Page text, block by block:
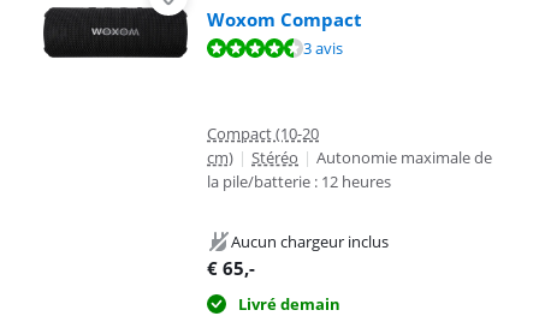
Woxom Compact
La note est de 9,1 sur 10, basée sur 3 avis.3 avis
Compact (10-20
cm) | Stéréo | Autonomie maximale de
la pile/batterie : 12 heures
Aucun chargeur inclus
€ 65,-
Livré demain